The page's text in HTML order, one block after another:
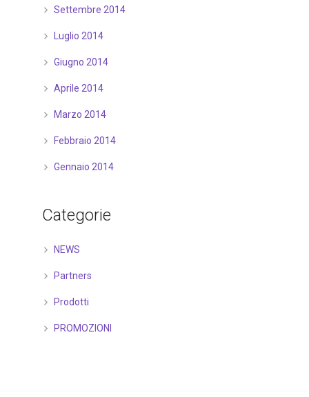
Settembre 2014
Luglio 2014
Giugno 2014
Aprile 2014
Marzo 2014
Febbraio 2014
Gennaio 2014
Categorie
NEWS
Partners
Prodotti
PROMOZIONI